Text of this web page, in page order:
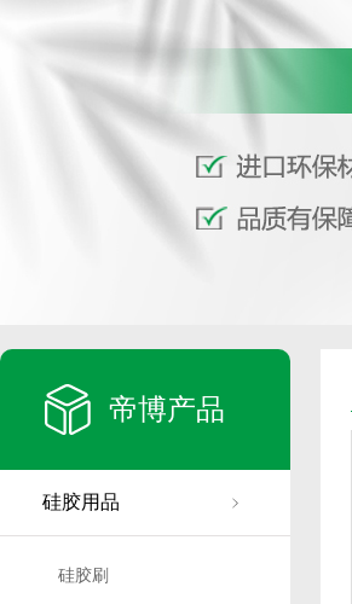
帝博产品
硅胶用品
硅胶刷